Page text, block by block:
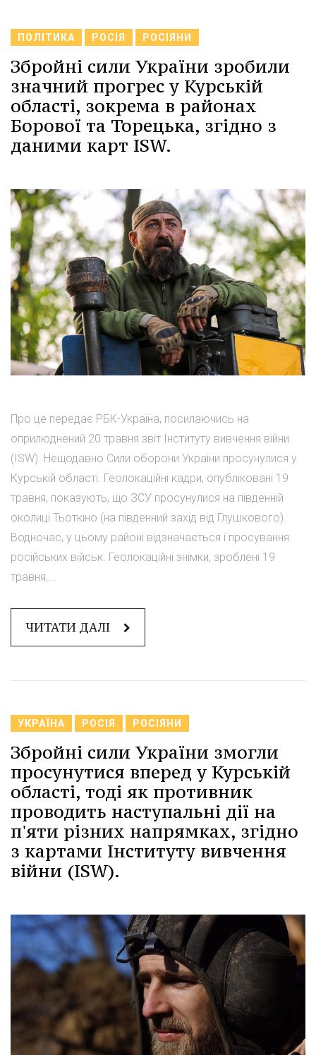
ПОЛІТИКА РОСІЯ РОСІЯНИ
Збройні сили України зробили
значний прогрес у Курській
області, зокрема в районах
Борової та Торецька, згідно з
даними карт ISW.
Про це передає РБК-Україна, посилаючись на
оприлюднений 20 травня звіт Інституту вивчення війни
(ISW). Нещодавно Сили оборони України просунулися у
Курській області. Геолокаційні кадри, опубліковані 19
травня, показують, що ЗСУ просунулися на південній
околиці Тьоткіно (на південний захід від Глушкового).
Водночас, у цьому районі відзначається і просування
російських військ. Геолокаційні знімки, зроблені 19
травня,...
ЧИТАТИ ДАЛІ
УКРАЇНА РОСІЯ РОСІЯНИ
Збройні сили України змогли
просунутися вперед у Курській
області, тоді як противник
проводить наступальні дії на
п'яти різних напрямках, згідно
з картами Інституту вивчення
війни (ISW).